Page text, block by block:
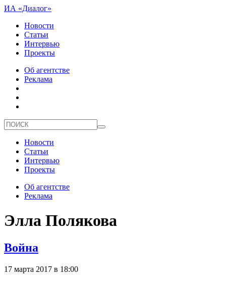
ИА «Диалог»
Новости
Статьи
Интервью
Проекты
Об агентстве
Реклама
Новости
Статьи
Интервью
Проекты
Об агентстве
Реклама
Элла Полякова
Война
17 марта 2017 в 18:00